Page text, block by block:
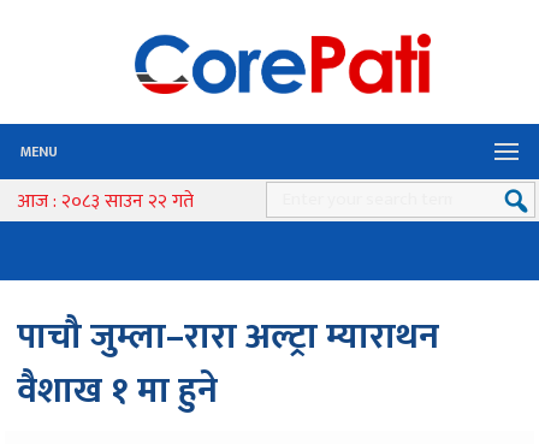
MENU
आज : २०८३ साउन २२ गते
पाचौ जुम्ला–रारा अल्ट्रा म्याराथन
वैशाख १ मा हुने